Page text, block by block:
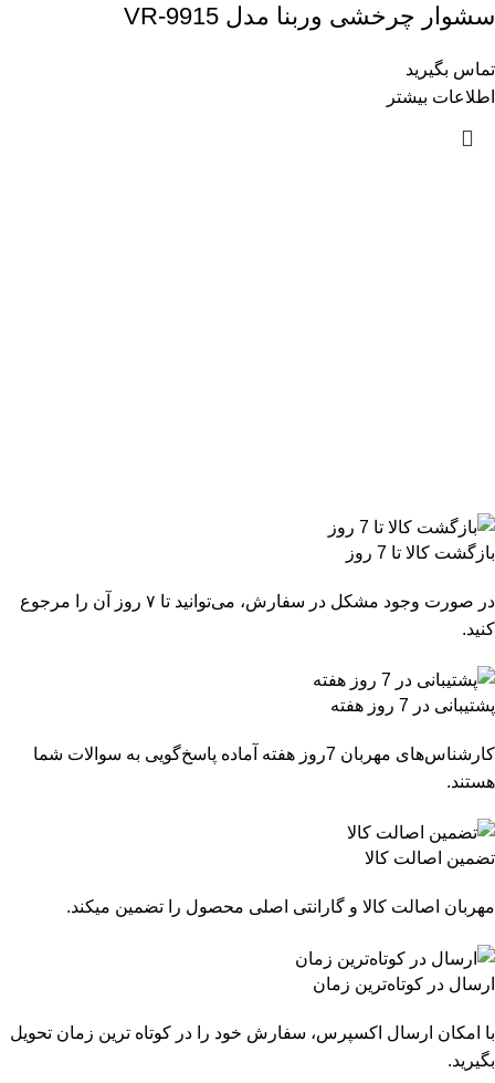
سشوار چرخشی وربنا مدل VR-9915
تماس بگیرید
اطلاعات بیشتر
بازگشت کالا تا 7 روز
در صورت وجود مشکل در سفارش، می‌توانید تا ۷ روز آن را مرجوع
کنید.
پشتیبانی در 7 روز هفته
کارشناس‌های مهربان 7روز هفته آماده پاسخ‌گویی به سوالات شما
هستند.
تضمین اصالت کالا
مهربان اصالت کالا و گارانتی اصلی محصول را تضمین میکند.
ارسال در کوتاه‌ترین زمان
با امکان ارسال اکسپرس، سفارش خود را در کوتاه ترین زمان تحویل
بگیرید.